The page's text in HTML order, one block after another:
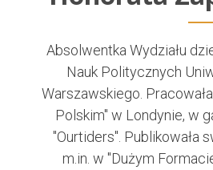
Absolwentka Wydziału
Nauk Politycznych
Warszawskiego.
Polskim" w Londynie, w
"Ourtiders". Publikowała
m.in. w "Dużym